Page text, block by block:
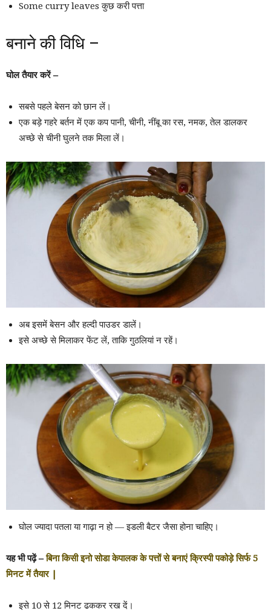
Some curry leaves कुछ करी पत्ता
बनाने की विधि –
घोल तैयार करें –
सबसे पहले बेसन को छान लें।
एक बड़े गहरे बर्तन में एक कप पानी, चीनी, नींबू का रस, नमक, तेल डालकर
अच्छे से चीनी घुलने तक मिला लें।
अब इसमें बेसन और हल्दी पाउडर डालें।
इसे अच्छे से मिलाकर फेंट लें, ताकि गुठलियां न रहें।
घोल ज्यादा पतला या गाढ़ा न हो — इडली बैटर जैसा होना चाहिए।
यह भी पढ़ें – बिना किसी इनो सोडा केपालक के पत्तों से बनाएं क्रिस्पी पकोड़े सिर्फ 5
मिनट में तैयार |
इसे 10 से 12 मिनट ढककर रख दें।